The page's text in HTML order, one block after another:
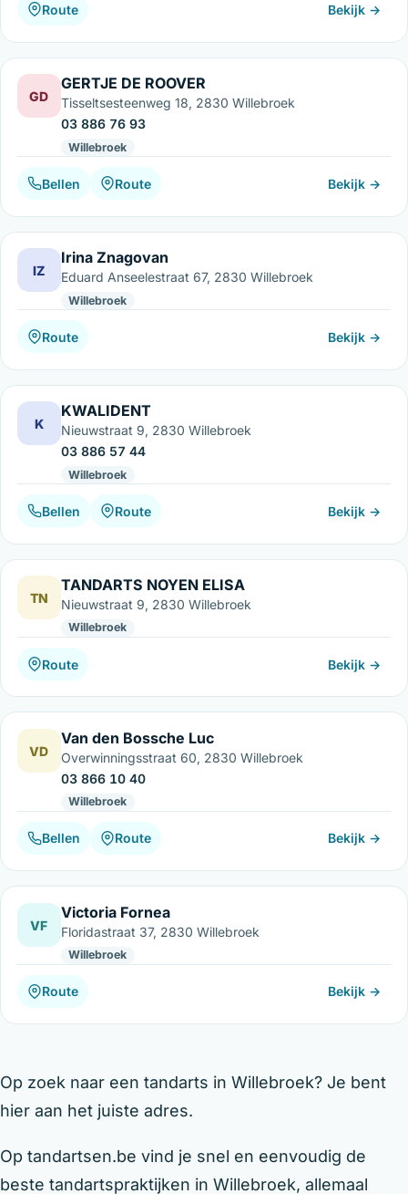
Route Bekijk →
GD
GERTJE DE ROOVER
Tisseltsesteenweg 18, 2830 Willebroek
03 886 76 93
Willebroek
Bellen Route Bekijk →
IZ
Irina Znagovan
Eduard Anseelestraat 67, 2830 Willebroek
Willebroek
Route Bekijk →
K
KWALIDENT
Nieuwstraat 9, 2830 Willebroek
03 886 57 44
Willebroek
Bellen Route Bekijk →
TN
TANDARTS NOYEN ELISA
Nieuwstraat 9, 2830 Willebroek
Willebroek
Route Bekijk →
VD
Van den Bossche Luc
Overwinningsstraat 60, 2830 Willebroek
03 866 10 40
Willebroek
Bellen Route Bekijk →
VF
Victoria Fornea
Floridastraat 37, 2830 Willebroek
Willebroek
Route Bekijk →
Op zoek naar een tandarts in Willebroek? Je bent
hier aan het juiste adres.
Op tandartsen.be vind je snel en eenvoudig de
beste tandartspraktijken in Willebroek, allemaal